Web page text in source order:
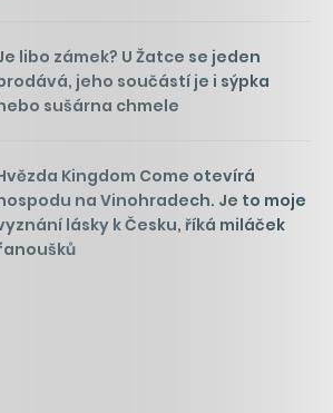
libo zámek? U Žatce se jeden
jeho součástí je i sýpka
sušárna chmele
Kingdom Come otevírá
na Vinohradech. Je to moje
lásky k Česku, říká miláček